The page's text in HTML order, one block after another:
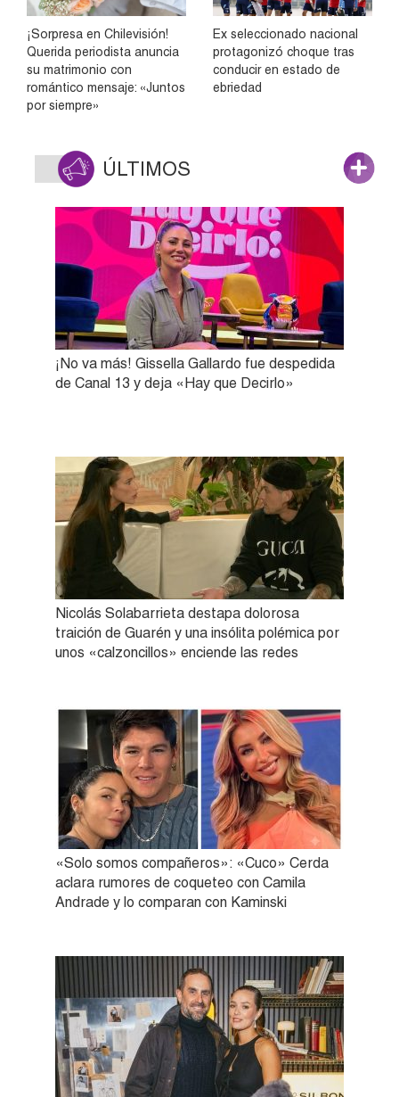
¡Sorpresa en Chilevisión!
Querida periodista anuncia
su matrimonio con
romántico mensaje: «Juntos
por siempre»
Ex seleccionado nacional
protagonizó choque tras
conducir en estado de
ebriedad
ÚLTIMOS
¡No va más! Gissella Gallardo fue despedida
de Canal 13 y deja «Hay que Decirlo»
Nicolás Solabarrieta destapa dolorosa
traición de Guarén y una insólita polémica por
unos «calzoncillos» enciende las redes
«Solo somos compañeros»: «Cuco» Cerda
aclara rumores de coqueteo con Camila
Andrade y lo comparan con Kaminski